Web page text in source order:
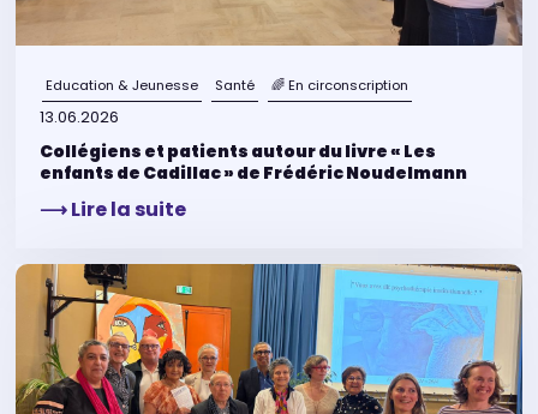
Education & Jeunesse Santé 🌈 En circonscription
13.06.2026
Collégiens et patients autour du livre « Les
enfants de Cadillac » de Frédéric Noudelmann
⟶ Lire la suite